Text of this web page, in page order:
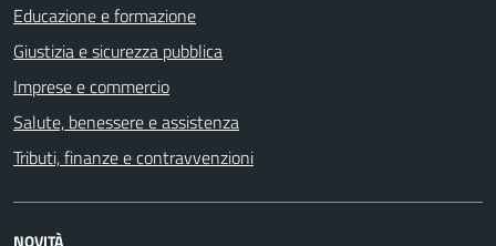
Educazione e formazione
Giustizia e sicurezza pubblica
Imprese e commercio
Salute, benessere e assistenza
Tributi, finanze e contravvenzioni
NOVITÀ